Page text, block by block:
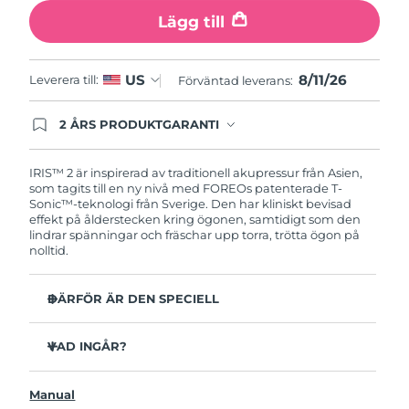
Lägg till
Leverera till: US Förväntad leverans: 8/11/26
2 ÅRS PRODUKTGARANTI
utan extra kostnad om du får problem med den
inom två år efter inköpsdatum.
IRIS™ 2 är inspirerad av traditionell akupressur från Asien,
som tagits till en ny nivå med FOREOs patenterade T-
Sonic™-teknologi från Sverige. Den har kliniskt bevisad
effekt på ålderstecken kring ögonen, samtidigt som den
lindrar spänningar och fräschar upp torra, trötta ögon på
nolltid.
DÄRFÖR ÄR DEN SPECIELL
ögonvård.
3,5x mer effektiv mot mörka ringar under ögonen*
Minskar mörka ringar med 70% och kråkfötter och fina
VAD INGÅR?
USB-laddkabel
Manual
Turkiet Förväntad leverans 11/08/2026
Förenade
Arabemiraten
Förväntad leverans11/08/2026
Storbritannien Förväntad leverans
USA Förväntad leverans11/08/2026
Uzbekistan Förväntad leverans15/08/2026
Vietnam